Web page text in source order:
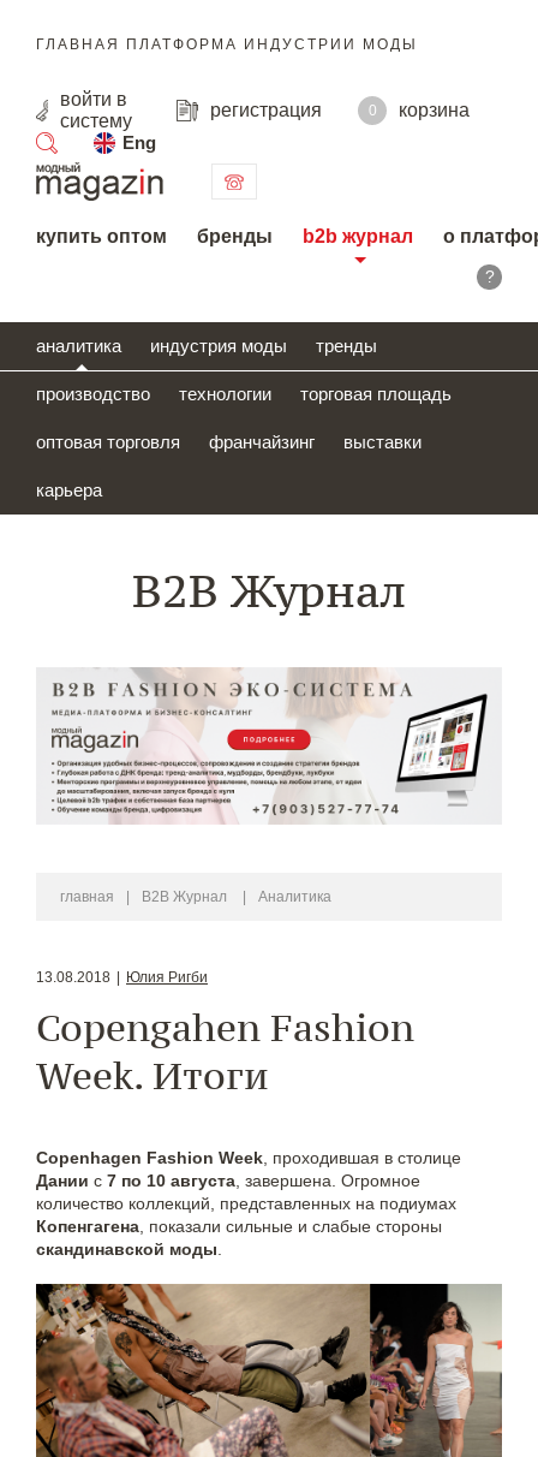
ГЛАВНАЯ ПЛАТФОРМА ИНДУСТРИИ МОДЫ
войти в
систему
регистрация 0
корзина
Eng
поиск
купить оптом бренды b2b журнал о
?
аналитика индустрия моды тренды
производство технологии торговая площадь
оптовая торговля франчайзинг выставки
карьера
B2B Журнал
главная B2B Журнал Аналитика
13.08.2018 Юлия Ригби
Copengahen Fashion
Week. Итоги
Copenhagen Fashion Week , проходившая в столице
Дании с 7 по 10 августа , завершена. Огромное
количество коллекций, представленных на подиумах
Копенгагена , показали сильные и слабые стороны
скандинавской моды